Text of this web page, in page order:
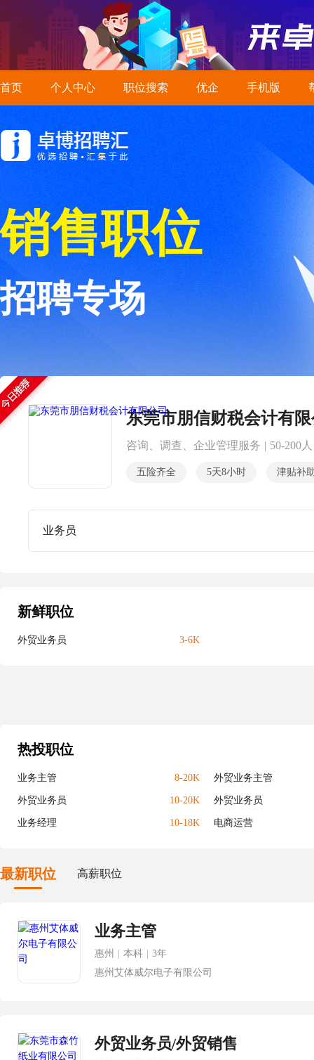
首页 个人中心 职位搜索 优企 手机版
销售职位
招聘专场
东莞市朋信财税会计有
咨询、调查、企业管理服务 | 50-200人
五险齐全 5天8小时 津贴补
业务员
新鲜职位
外贸业务员 3-6K
热投职位
业务主管 8-20K 外贸业务主管
外贸业务员 10-20K 外贸业务员
业务经理 10-18K 电商运营
最新职位 高薪职位
业务主管
惠州 本科
3年
惠州艾体威尔电子有限公司
外贸业务员/外贸销售